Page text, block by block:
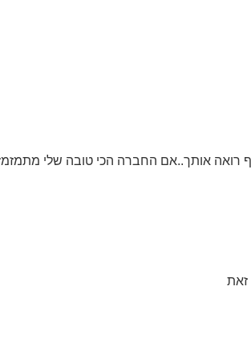
רואה אותך..אם החברה הכי טובה שלי
זאת